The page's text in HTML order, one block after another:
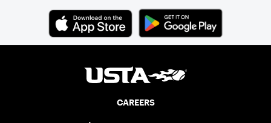
CAREERS